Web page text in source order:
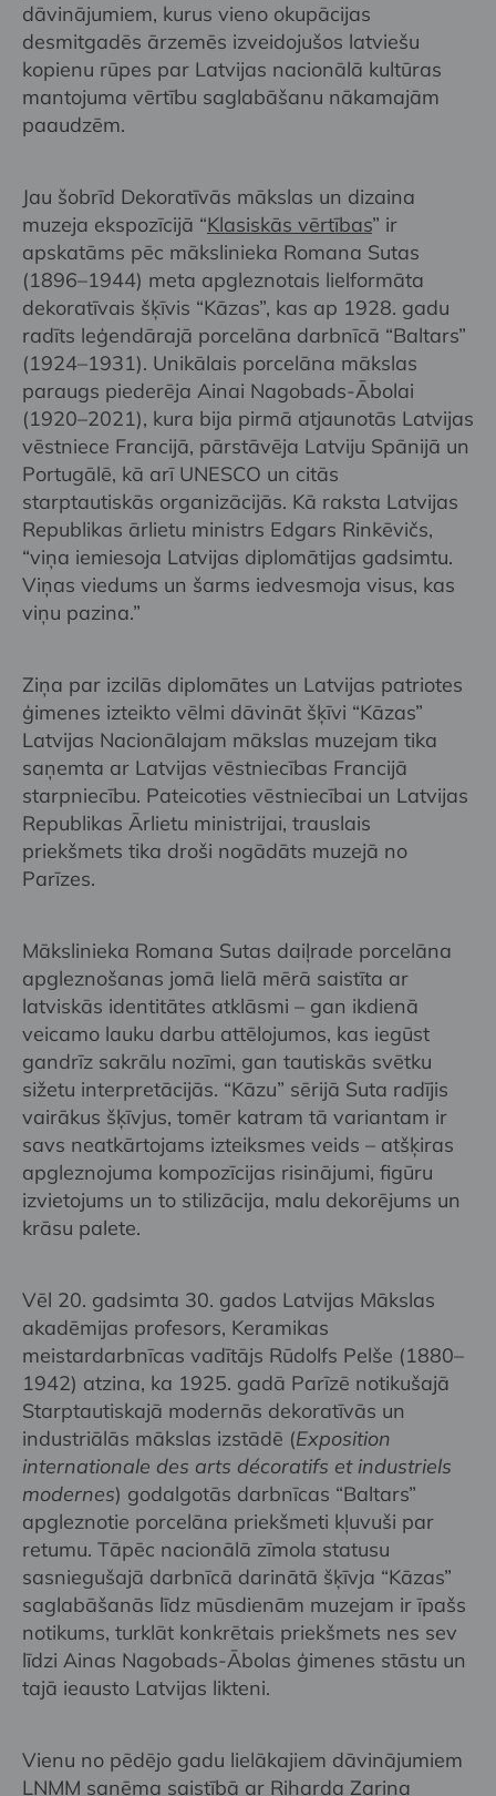
dāvinājumiem, kurus vieno okupācijas
desmitgadēs ārzemēs izveidojušos latviešu
kopienu rūpes par Latvijas nacionālā kultūras
mantojuma vērtību saglabāšanu nākamajām
paaudzēm.
Jau šobrīd Dekoratīvās mākslas un dizaina
muzeja ekspozīcijā “Klasiskās vērtības” ir
apskatāms pēc mākslinieka Romana Sutas
(1896–1944) meta apgleznotais lielformāta
dekoratīvais šķīvis “Kāzas”, kas ap 1928. gadu
radīts leģendārajā porcelāna darbnīcā “Baltars”
(1924–1931). Unikālais porcelāna mākslas
paraugs piederēja Ainai Nagobads-Ābolai
(1920–2021), kura bija pirmā atjaunotās Latvijas
vēstniece Francijā, pārstāvēja Latviju Spānijā un
Portugālē, kā arī UNESCO un citās
starptautiskās organizācijās. Kā raksta Latvijas
Republikas ārlietu ministrs Edgars Rinkēvičs,
“viņa iemiesoja Latvijas diplomātijas gadsimtu.
Viņas viedums un šarms iedvesmoja visus, kas
viņu pazina.”
Ziņa par izcilās diplomātes un Latvijas patriotes
ģimenes izteikto vēlmi dāvināt šķīvi “Kāzas”
Latvijas Nacionālajam mākslas muzejam tika
saņemta ar Latvijas vēstniecības Francijā
starpniecību. Pateicoties vēstniecībai un Latvijas
Republikas Ārlietu ministrijai, trauslais
priekšmets tika droši nogādāts muzejā no
Parīzes.
Mākslinieka Romana Sutas daiļrade porcelāna
apgleznošanas jomā lielā mērā saistīta ar
latviskās identitātes atklāsmi – gan ikdienā
veicamo lauku darbu attēlojumos, kas iegūst
gandrīz sakrālu nozīmi, gan tautiskās svētku
sižetu interpretācijās. “Kāzu” sērijā Suta radījis
vairākus šķīvjus, tomēr katram tā variantam ir
savs neatkārtojams izteiksmes veids – atšķiras
apgleznojuma kompozīcijas risinājumi, figūru
izvietojums un to stilizācija, malu dekorējums un
krāsu palete.
Vēl 20. gadsimta 30. gados Latvijas Mākslas
akadēmijas profesors, Keramikas
meistardarbnīcas vadītājs Rūdolfs Pelše (1880–
1942) atzina, ka 1925. gadā Parīzē notikušajā
Starptautiskajā modernās dekoratīvās un
industriālās mākslas izstādē (Exposition
internationale des arts décoratifs et industriels
modernes) godalgotās darbnīcas “Baltars”
apgleznotie porcelāna priekšmeti kļuvuši par
retumu. Tāpēc nacionālā zīmola statusu
sasniegušajā darbnīcā darinātā šķīvja “Kāzas”
saglabāšanās līdz mūsdienām muzejam ir īpašs
notikums, turklāt konkrētais priekšmets nes sev
līdzi Ainas Nagobads-Ābolas ģimenes stāstu un
tajā ieausto Latvijas likteni.
Vienu no pēdējo gadu lielākajiem dāvinājumiem
LNMM saņēma saistībā ar Riharda Zariņa